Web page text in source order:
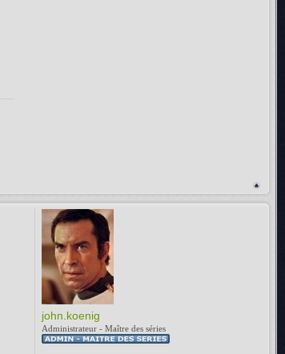
john.koenig
Administrateur - Maître des séries